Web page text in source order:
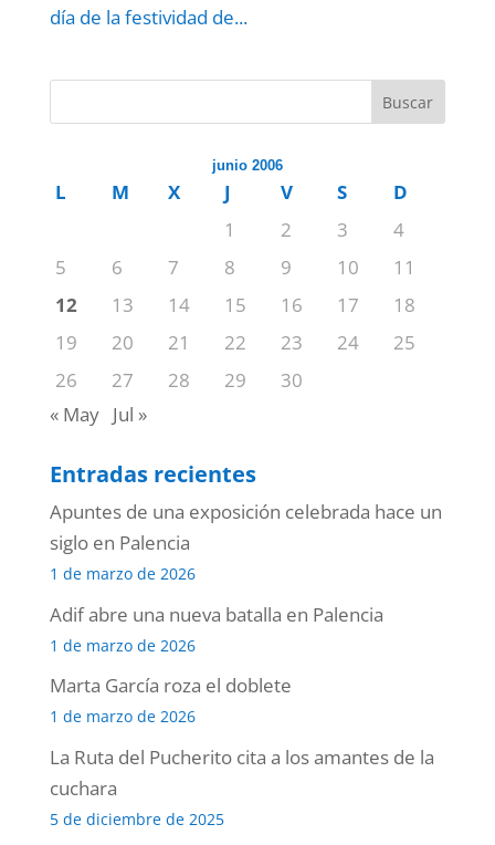
día de la festividad de...
Buscar
junio 2006
L M X J V S
D
1
2 3
4
5
6 7 8 9 10
11
12
13 14 15 16 17
18
19
20 21 22 23 24
25
26
27 28 29
30
« May Jul »
Entradas recientes
Apuntes de una exposición celebrada hace un
siglo en Palencia
1 de marzo de 2026
Adif abre una nueva batalla en Palencia
1 de marzo de 2026
Marta García roza el doblete
1 de marzo de 2026
La Ruta del Pucherito cita a los amantes de la
cuchara
5 de diciembre de 2025